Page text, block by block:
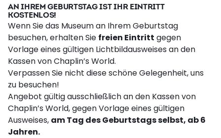
AN IHREM GEBURTSTAG IST IHR EINTRITT
KOSTENLOS!
Wenn Sie das Museum an Ihrem Geburtstag
besuchen, erhalten Sie freien Eintritt gegen
Vorlage eines gültigen Lichtbildausweises an den
Kassen von Chaplin’s World.
Verpassen Sie nicht diese schöne Gelegenheit, uns
zu besuchen!
Angebot gültig ausschließlich an den Kassen von
Chaplin’s World, gegen Vorlage eines gültigen
Ausweises, am Tag des Geburtstags selbst, ab 6
Jahren.